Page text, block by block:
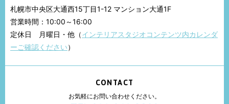
札幌市中央区大通西15丁目1-12 マンション大通1F
営業時間：10:00～16:00
定休日 月曜日・他（インテリアスタジオコンテンツ内カレンダ
ーご確認ください）
CONTACT
お気軽にお問い合わせください。